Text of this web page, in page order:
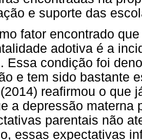
e suporte das
fator encontrado
adotiva é a
Essa condição foi
e tem sido bastante
(2014) reafirmou o que
a depressão materna
parentais não
essas expectativas